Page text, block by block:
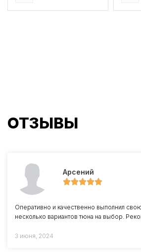
ОТЗЫВЫ
Арсений
Оперативно и качественно выполнил
несколько вариантов тюна на выбор.
3 июня, 2024